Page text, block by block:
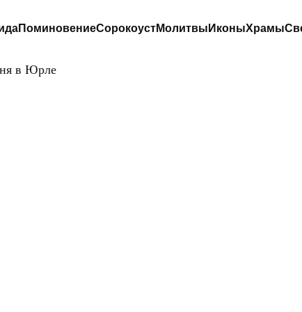
ПоминовениеСорокоустМолитвы ИконыХрамы
в Юрле